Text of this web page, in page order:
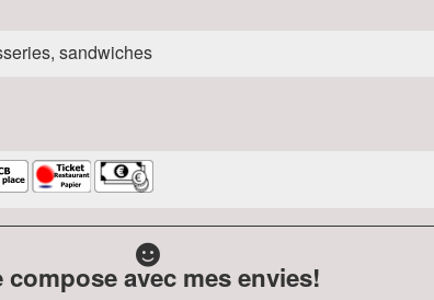
sandwiches
compose avec mes envies!